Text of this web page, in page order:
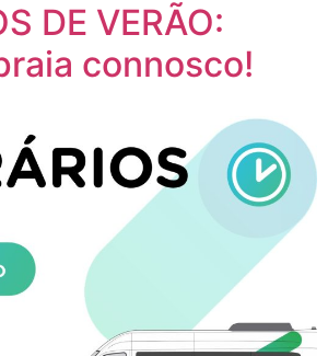
DE VERÃO:
connosco!